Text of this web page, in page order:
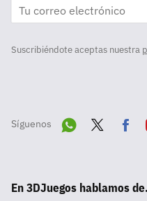
Suscribiéndote aceptas nuestra
Síguenos
pp
ok
En 3DJuegos hablamos